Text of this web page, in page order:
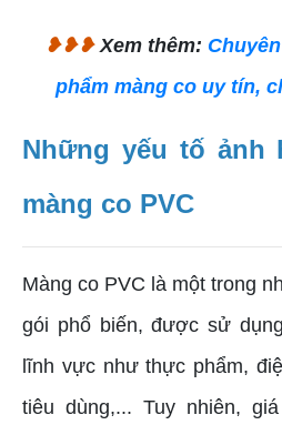
❥❥❥Xem thêm:
phẩm màng co uy tín,
Những yếu tố ảnh
màng co PVC
Màng co PVC là một trong
gói phổ biến, được sử
lĩnh vực như thực phẩm,
tiêu dùng,... Tuy nhiên,